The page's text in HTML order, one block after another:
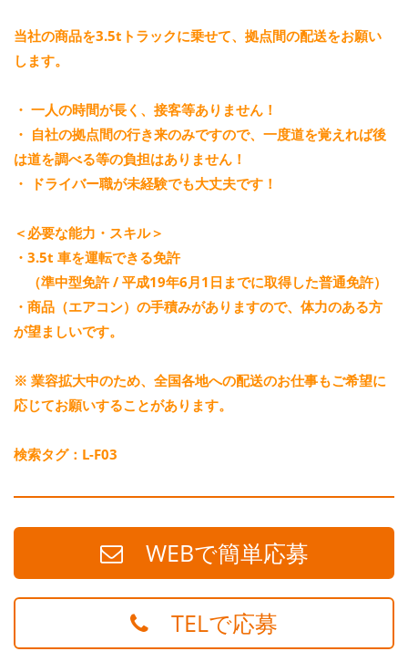
当社の商品を3.5tトラックに乗せて、拠点間の配送をお願い
します。
・ 一人の時間が長く、接客等ありません！
・ 自社の拠点間の行き来のみですので、一度道を覚えれば後
は道を調べる等の負担はありません！
・ ドライバー職が未経験でも大丈夫です！
＜必要な能力・スキル＞
・3.5t 車を運転できる免許
（準中型免許 / 平成19年6月1日までに取得した普通免許）
・商品（エアコン）の手積みがありますので、体力のある方
が望ましいです。
※ 業容拡大中のため、全国各地への配送のお仕事もご希望に
応じてお願いすることがあります。
検索タグ：L-F03
WEBで簡単応募
TELで応募